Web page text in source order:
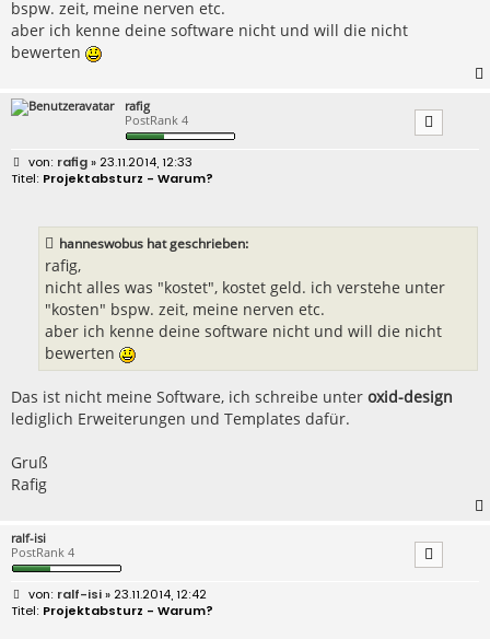
bspw. zeit, meine nerven etc.
aber ich kenne deine software nicht und will die nicht
bewerten
rafig
PostRank 4
B
e
rafig» 23.11.2014, 12:33
Projektabsturz - Warum?
hanneswobus hat geschrieben:
rafig,
nicht alles was "kostet", kostet geld. ich verstehe unter
"kosten" bspw. zeit, meine nerven etc.
aber ich kenne deine software nicht und will die nicht
bewerten
Das ist nicht meine Software, ich schreibe unter oxid-design
lediglich Erweiterungen und Templates dafür.
Gruß
Rafig
ralf-isi
PostRank 4
B
e
i
ralf-isi» 23.11.2014, 12:42
Projektabsturz - Warum?